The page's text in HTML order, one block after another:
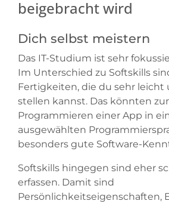
beigebracht wird
Dich selbst meistern
Das IT-Studium ist sehr
Im Unterschied zu Softskills
Fertigkeiten, die du sehr leicht
stellen kannst. Das könnten
Programmieren einer App in
ausgewählten
besonders gute Software-
Softskills hingegen sind eher
erfassen. Damit sind
Persönlichkeitseigenschaften,